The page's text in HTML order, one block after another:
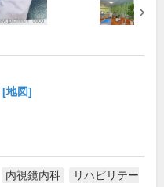
[地図]
内視鏡内科
リハビリテー